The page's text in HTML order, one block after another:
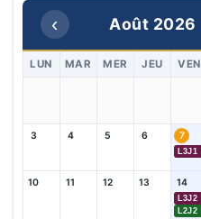
‹ Août 2026
LUN MAR MER JEU VEN
3 4 5 6 7
L3J1
10 11 12 13 14
L3J2
L2J2